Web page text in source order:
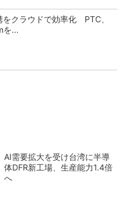
をクラウドで効率化 PTC、
を...
AI需要拡大を受け台湾に半導
体DFR新工場、生産能力1.4倍
へ